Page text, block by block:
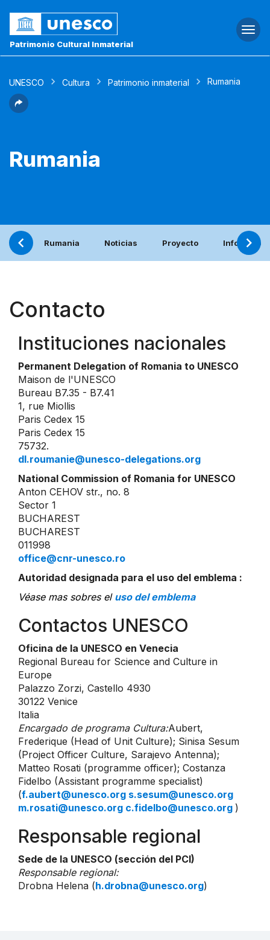
Patrimonio Cultural Inmaterial
UNESCO Cultura Patrimonio inmaterial Rumania
Rumania
Rumania Noticias Proyecto Informe
Contacto
Instituciones nacionales
Permanent Delegation of Romania to UNESCO
Maison de l'UNESCO
Bureau B7.35 - B7.41
1, rue Miollis
Paris Cedex 15
Paris Cedex 15
75732.
dl.roumanie@unesco-delegations.org
National Commission of Romania for UNESCO
Anton CEHOV str., no. 8
Sector 1
BUCHAREST
BUCHAREST
011998
office@cnr-unesco.ro
Autoridad designada para el uso del emblema :
Véase mas sobres el uso del emblema
Contactos UNESCO
Oficina de la UNESCO en Venecia
Regional Bureau for Science and Culture in
Europe
Palazzo Zorzi, Castello 4930
30122 Venice
Italia
Encargado de programa Cultura:Aubert,
Frederique (Head of Unit Culture); Sinisa Sesum
(Project Officer Culture, Sarajevo Antenna);
Matteo Rosati (programme officer); Costanza
Fidelbo (Assistant programme specialist)
(f.aubert@unesco.org s.sesum@unesco.org
m.rosati@unesco.org c.fidelbo@unesco.org )
Responsable regional
Sede de la UNESCO (sección del PCI)
Responsable regional:
Drobna Helena (h.drobna@unesco.org)